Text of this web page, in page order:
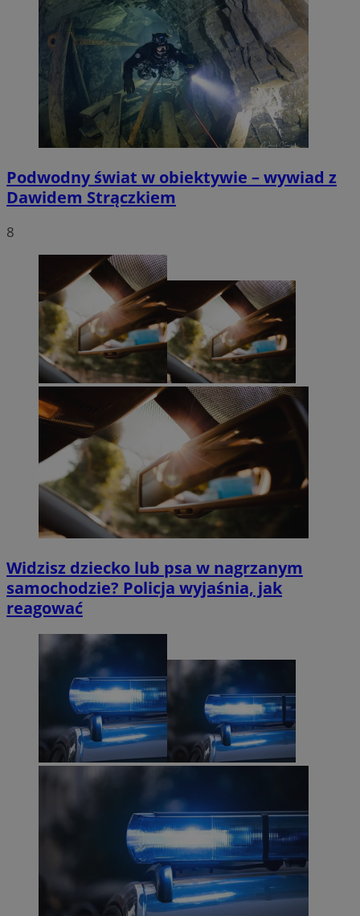
Podwodny świat w obiektywie – wywiad z
Dawidem Strączkiem
8
Widzisz dziecko lub psa w nagrzanym
samochodzie? Policja wyjaśnia, jak
reagować